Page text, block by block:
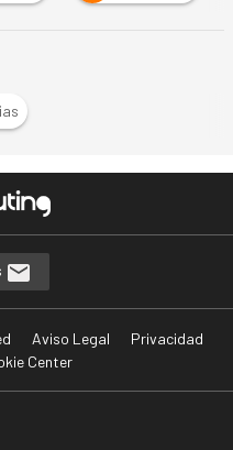
Aviso Legal
Privacidad
Center